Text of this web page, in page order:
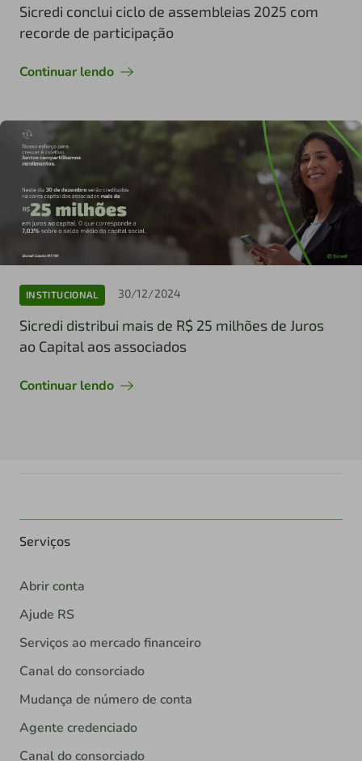
Sicredi conclui ciclo de assembleias 2025 com
recorde de participação
Continuar lendo
INSTITUCIONAL 30/12/2024
Sicredi distribui mais de R$ 25 milhões de Juros
ao Capital aos associados
Continuar lendo
Serviços
Abrir conta
Ajude RS
Serviços ao mercado financeiro
Canal do consorciado
Mudança de número de conta
Agente credenciado
Canal do consorciado